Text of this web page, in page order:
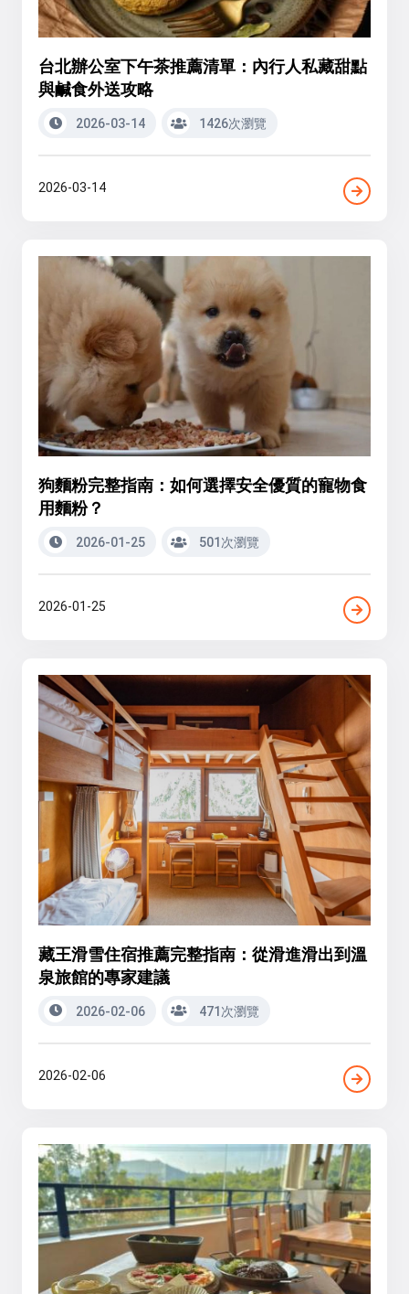
台北辦公室下午茶推薦清單：內行人私藏甜點
與鹹食外送攻略
2026-03-14 1426次瀏覽
2026-03-14
狗麵粉完整指南：如何選擇安全優質的寵物食
用麵粉？
2026-01-25 501次瀏覽
2026-01-25
藏王滑雪住宿推薦完整指南：從滑進滑出到溫
泉旅館的專家建議
2026-02-06 471次瀏覽
2026-02-06